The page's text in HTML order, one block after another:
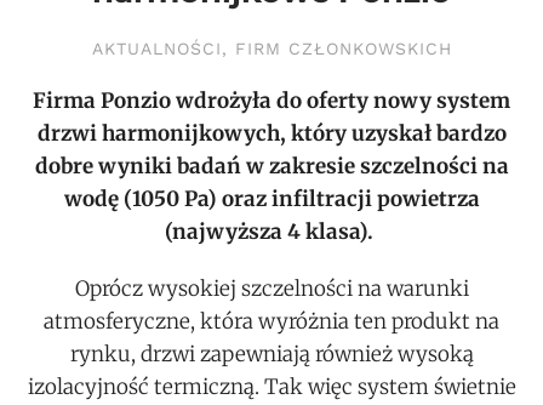
AKTUALNOŚCI, FIRM CZŁONKOWSKICH
Firma Ponzio wdrożyła do oferty nowy system
drzwi harmonijkowych, który uzyskał bardzo
dobre wyniki badań w zakresie szczelności na
wodę (1050 Pa) oraz infiltracji powietrza
(najwyższa 4 klasa).
Oprócz wysokiej szczelności na warunki
atmosferyczne, która wyróżnia ten produkt na
rynku, drzwi zapewniają również wysoką
izolacyjność termiczną. Tak więc system świetnie